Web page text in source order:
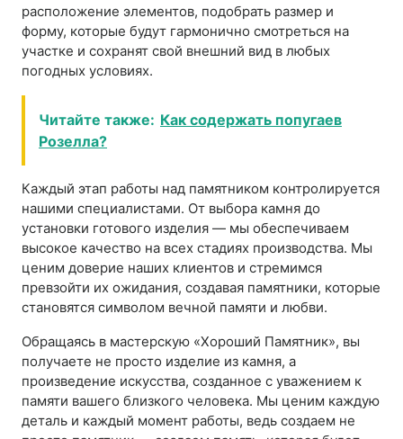
расположение элементов, подобрать размер и
форму, которые будут гармонично смотреться на
участке и сохранят свой внешний вид в любых
погодных условиях.
Читайте также: Как содержать попугаев
Розелла?
Каждый этап работы над памятником контролируется
нашими специалистами. От выбора камня до
установки готового изделия — мы обеспечиваем
высокое качество на всех стадиях производства. Мы
ценим доверие наших клиентов и стремимся
превзойти их ожидания, создавая памятники, которые
становятся символом вечной памяти и любви.
Обращаясь в мастерскую «Хороший Памятник», вы
получаете не просто изделие из камня, а
произведение искусства, созданное с уважением к
памяти вашего близкого человека. Мы ценим каждую
деталь и каждый момент работы, ведь создаем не